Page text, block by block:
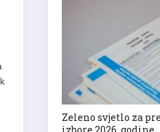
Zeleno svjetlo za